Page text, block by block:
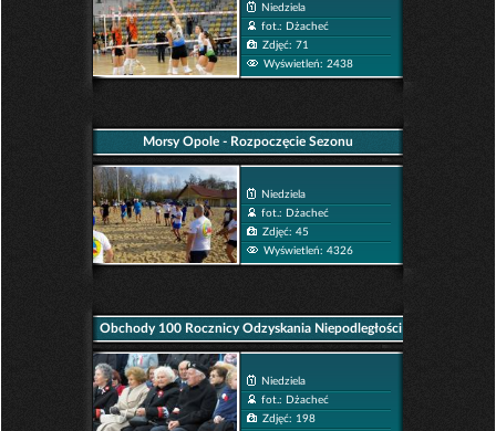
Niedziela
fot.: Dżacheć
Zdjęć: 71
Wyświetleń: 2438
Morsy Opole - Rozpoczęcie Sezonu
Niedziela
fot.: Dżacheć
Zdjęć: 45
Wyświetleń: 4326
Obchody 100 Rocznicy Odzyskania Niepodległości
w Opolu
Niedziela
fot.: Dżacheć
Zdjęć: 198